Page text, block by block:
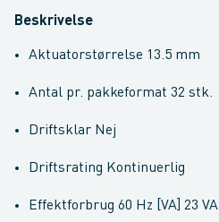
Beskrivelse
Aktuatorstørrelse 13.5 mm
Antal pr. pakkeformat 32 stk.
Driftsklar Nej
Driftsrating Kontinuerlig
Effektforbrug 60 Hz [VA] 23 VA